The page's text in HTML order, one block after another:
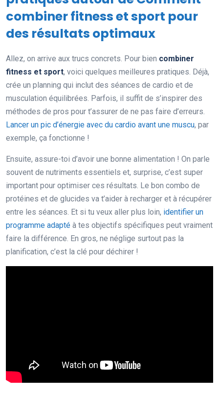
combiner fitness et sport pour
des résultats optimaux
Allez, on arrive aux trucs concrets. Pour bien combiner
fitness et sport, voici quelques meilleures pratiques. Déjà,
crée un planning qui inclut des séances de cardio et de
musculation équilibrées. Parfois, il suffit de s’inspirer des
méthodes de pros pour t’assurer de ne pas faire d’erreurs.
Lancer un pic d’énergie avec du cardio avant une muscu, par
exemple, ça fonctionne !
Ensuite, assure-toi d’avoir une bonne alimentation ! On parle
souvent de nutriments essentiels et, surprise, c’est super
important pour optimiser ces résultats. Le bon combo de
protéines et de glucides va t’aider à recharger et à récupérer
entre les séances. Et si tu veux aller plus loin, identifier un
programme adapté à tes objectifs spécifiques peut vraiment
faire la différence. En gros, ne néglige surtout pas la
planification, c’est la clé pour déchirer !